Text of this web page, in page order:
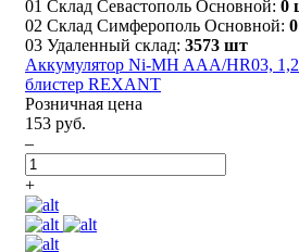
01 Склад Севастополь Основной: 0
02 Склад Симферополь Основной:
03 Удаленный склад: 3573 шт
Аккумулятор Ni-MH AАA/HR03,
блистер REXANT
Розничная цена
153 руб.
–
+